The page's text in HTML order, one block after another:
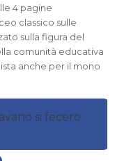
4 pagine
classico sulle
sulla figura del
comunità educativa
anche per il mono
si fecero